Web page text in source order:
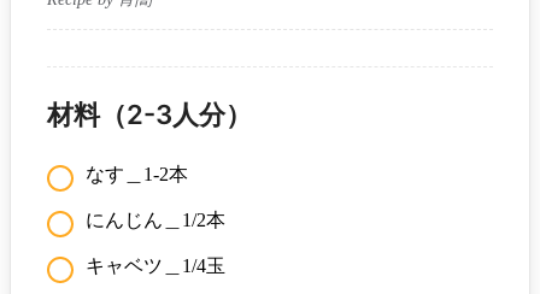
材料（2-3人分）
なす＿1-2本
にんじん＿1/2本
キャベツ＿1/4玉